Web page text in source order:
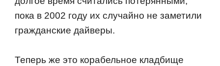
пока в 2002 году их случайно не заметили
гражданские дайверы.
Теперь же это корабельное кладбище